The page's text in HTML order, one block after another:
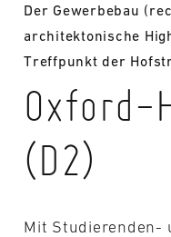
Der Gewerbebau
architektonische
Treffpunkt der
Oxford-
(D2)
Mit Studierenden-